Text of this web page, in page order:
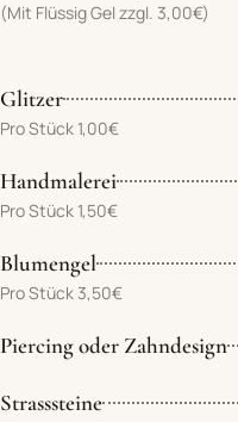
(Mit Flüssig Gel zzgl. 3,00€)
Glitzer
Pro Stück 1,00€
Handmalerei
Pro Stück 1,50€
Blumengel
Pro Stück 3,50€
Piercing oder Zahndesign
Strasssteine